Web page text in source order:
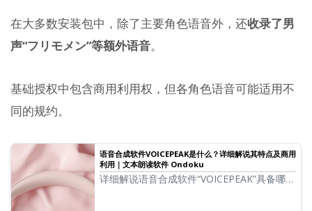
在大多数安装包中，除了主要角色语音外，还收录了男
声“フリモメン”等额外语音。
基础授权中包含商用利用权，但各角色语音可能适用不
同的规约。
语音合成软件VOICEPEAK是什么？详细解说其特点及商用
利用｜文本朗读软件 Ondoku
详细解说语音合成软件“VOICEPEAK”具备哪些